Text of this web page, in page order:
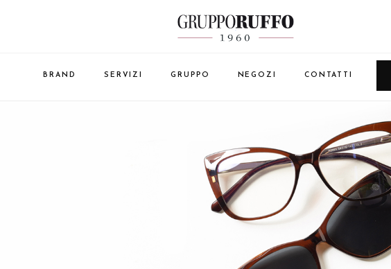
BRAND SERVIZI GRUPPO NEGOZI CONTATTI